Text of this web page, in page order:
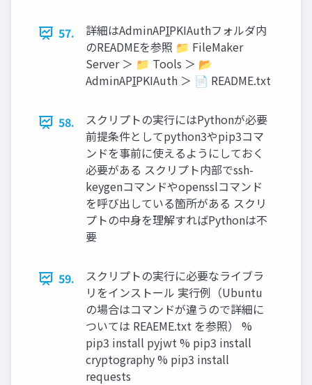
57.
詳細はAdminAPI̲PKIAuthフォルダ内
のREADMEを参照 📁 FileMaker
Server ＞ 📁 Tools ＞ 📂
AdminAPI̲PKIAuth ＞ 📄 README.txt
58.
スクリプトの実行にはPythonが必要
前提条件としてpython3やpip3コマ
ンドを事前に使えるようにしておく
必要がある スクリプト内部でssh-
keygenコマンドやopensslコマンド
を呼び出している箇所がある スクリ
プトの中身を理解すればPythonは不
要
59.
スクリプトの実行に必要なライブラ
リをインストール 実行例（Ubuntu
の場合はコマンドが違うので詳細に
ついては REAEME.txt を参照） %
pip3 install pyjwt % pip3 install
cryptography % pip3 install
requests